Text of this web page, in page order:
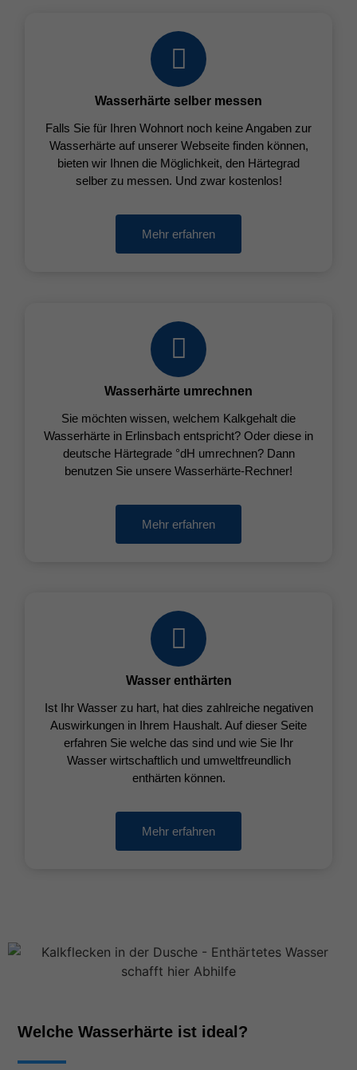
Wasserhärte selber messen
Falls Sie für Ihren Wohnort noch keine Angaben zur
Wasserhärte auf unserer Webseite finden können,
bieten wir Ihnen die Möglichkeit, den Härtegrad
selber zu messen. Und zwar kostenlos!
Mehr erfahren
Wasserhärte umrechnen
Sie möchten wissen, welchem Kalkgehalt die
Wasserhärte in Erlinsbach entspricht? Oder diese in
deutsche Härtegrade °dH umrechnen? Dann
benutzen Sie unsere Wasserhärte-Rechner!
Mehr erfahren
Wasser enthärten
Ist Ihr Wasser zu hart, hat dies zahlreiche negativen
Auswirkungen in Ihrem Haushalt. Auf dieser Seite
erfahren Sie welche das sind und wie Sie Ihr
Wasser wirtschaftlich und umweltfreundlich
enthärten können.
Mehr erfahren
Welche Wasserhärte ist ideal?